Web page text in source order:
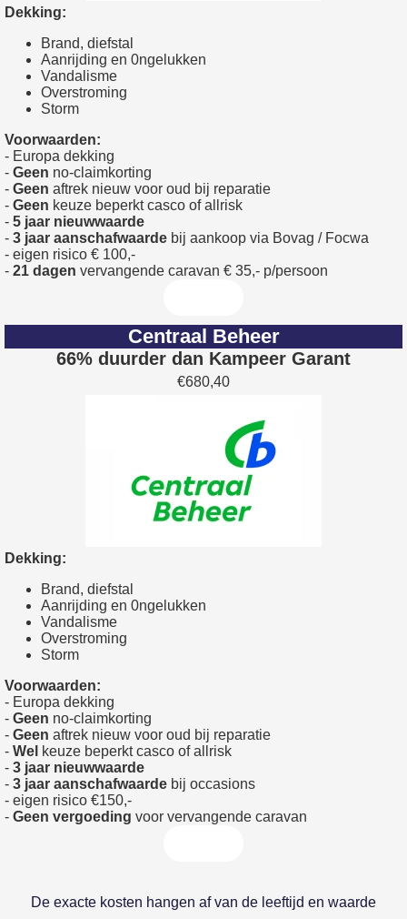
Dekking:
Brand, diefstal
Aanrijding en 0ngelukken
Vandalisme
Overstroming
Storm
Voorwaarden:
- Europa dekking
- Geen no-claimkorting
- Geen aftrek nieuw voor oud bij reparatie
- Geen keuze beperkt casco of allrisk
- 5 jaar nieuwwaarde
- 3 jaar aanschafwaarde bij aankoop via Bovag / Focwa
- eigen risico € 100,-
- 21 dagen vervangende caravan € 35,- p/persoon
Centraal Beheer
66% duurder dan Kampeer Garant
€680,40
Dekking:
Brand, diefstal
Aanrijding en 0ngelukken
Vandalisme
Overstroming
Storm
Voorwaarden:
- Europa dekking
- Geen no-claimkorting
- Geen aftrek nieuw voor oud bij reparatie
- Wel keuze beperkt casco of allrisk
- 3 jaar nieuwwaarde
- 3 jaar aanschafwaarde bij occasions
- eigen risico €150,-
- Geen vergoeding voor vervangende caravan
De exacte kosten hangen af van de leeftijd en waarde